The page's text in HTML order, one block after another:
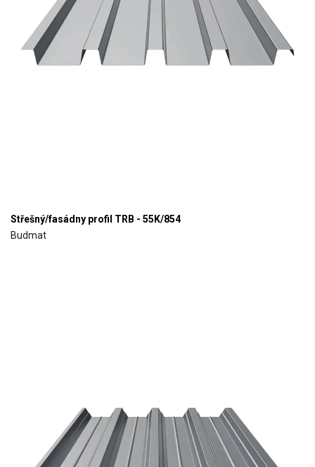
Střešný/fasádny profil TRB - 55K/854
Budmat